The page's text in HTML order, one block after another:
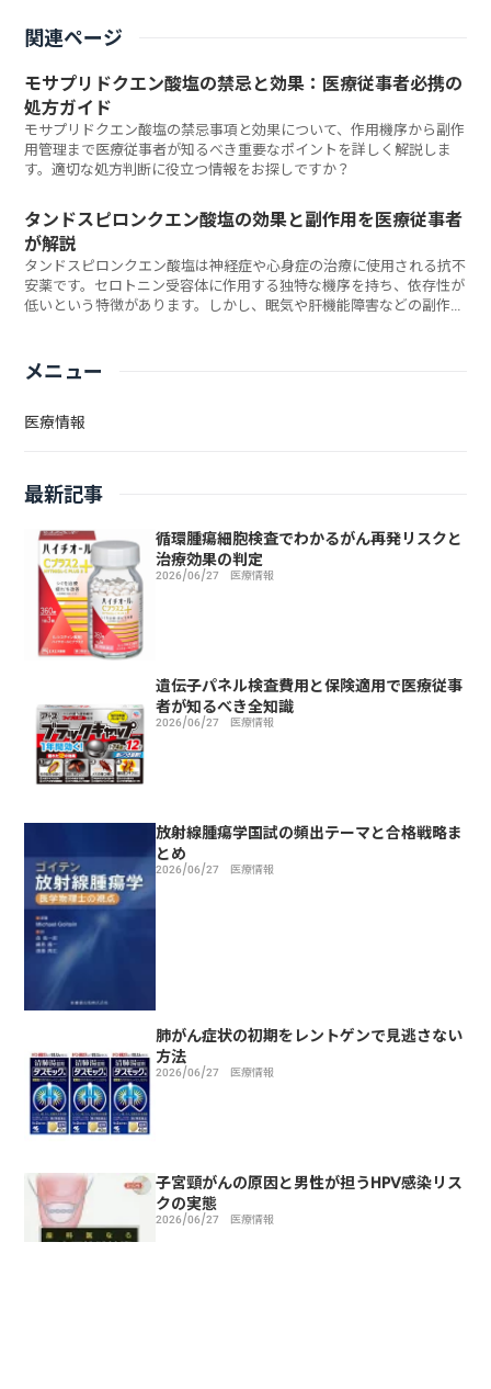
関連ページ
モサプリドクエン酸塩の禁忌と効果：医療従事者必携の
処方ガイド
モサプリドクエン酸塩の禁忌事項と効果について、作用機序から副作
用管理まで医療従事者が知るべき重要なポイントを詳しく解説しま
す。適切な処方判断に役立つ情報をお探しですか？
タンドスピロンクエン酸塩の効果と副作用を医療従事者
が解説
タンドスピロンクエン酸塩は神経症や心身症の治療に使用される抗不
安薬です。セロトニン受容体に作用する独特な機序を持ち、依存性が
低いという特徴があります。しかし、眠気や肝機能障害などの副作用
メニュー
医療情報
最新記事
循環腫瘍細胞検査でわかるがん再発リスクと
治療効果の判定
2026/06/27 医療情報
遺伝子パネル検査費用と保険適用で医療従事
者が知るべき全知識
2026/06/27 医療情報
放射線腫瘍学国試の頻出テーマと合格戦略ま
とめ
2026/06/27 医療情報
肺がん症状の初期をレントゲンで見逃さない
方法
2026/06/27 医療情報
子宮頸がんの原因と男性が担うHPV感染リス
クの実態
2026/06/27 医療情報